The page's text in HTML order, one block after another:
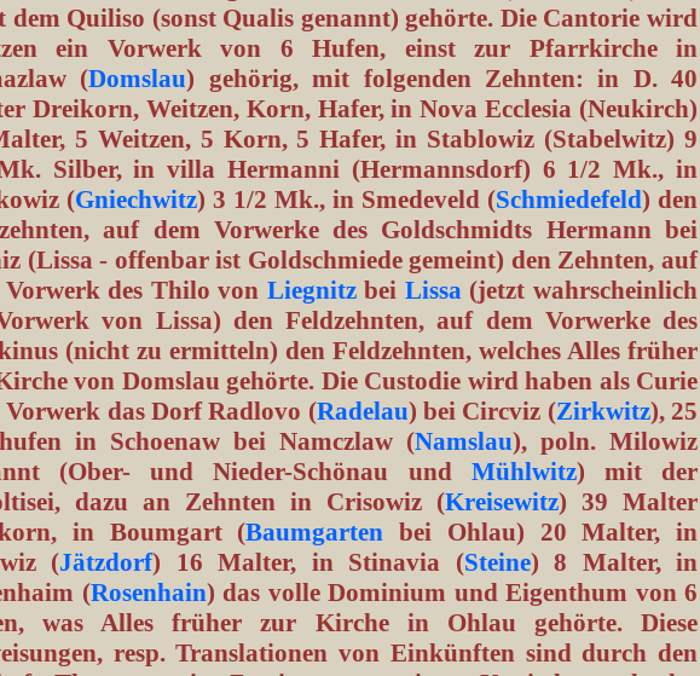
dem Quiliso (sonst Qualis genannt) gehörte. Die Cantorie wird
ein Vorwerk von 6 Hufen, einst zur Pfarrkirche in
(Domslau) gehörig, mit folgenden Zehnten: in D. 40
Dreikorn, Weitzen, Korn, Hafer, in Nova Ecclesia (Neukirch)
5 Weitzen, 5 Korn, 5 Hafer, in Stablowiz (Stabelwitz) 9
Silber, in villa Hermanni (Hermannsdorf) 6 1/2 Mk., in
(Gniechwitz) 3 1/2 Mk., in Smedeveld (Schmiedefeld) den
auf dem Vorwerke des Goldschmidts Hermann bei
(Lissa - offenbar ist Goldschmiede gemeint) den Zehnten, auf
Vorwerk des Thilo von Liegnitzbei Lissa(jetzt wahrscheinlich
von Lissa) den Feldzehnten, auf dem Vorwerke des
(nicht zu ermitteln) den Feldzehnten, welches Alles früher
von Domslau gehörte. Die Custodie wird haben als Curie
Vorwerk das Dorf Radlovo (Radelau) bei Circviz (Zirkwitz), 25
in Schoenaw bei Namczlaw (Namslau), poln. Milowiz
(Ober- und Nieder-Schönau und Mühlwitz) mit der
dazu an Zehnten in Crisowiz (Kreisewitz) 39 Malter
in Boumgart (Baumgarten bei Ohlau) 20 Malter, in
(Jätzdorf) 16 Malter, in Stinavia (Steine) 8 Malter, in
(Rosenhain) das volle Dominium und Eigenthum von 6
was Alles früher zur Kirche in Ohlau gehörte. Diese
resp. Translationen von Einkünften sind durch den